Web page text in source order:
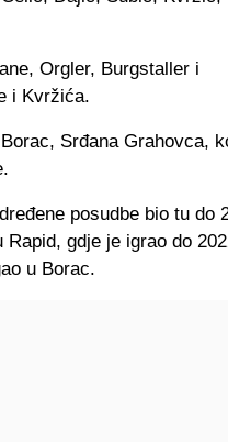
Orgler, Burgstaller i
i Kvržića.
Srđana Grahovca,
posudbe bio tu do
gdje je igrao do
u Borac.